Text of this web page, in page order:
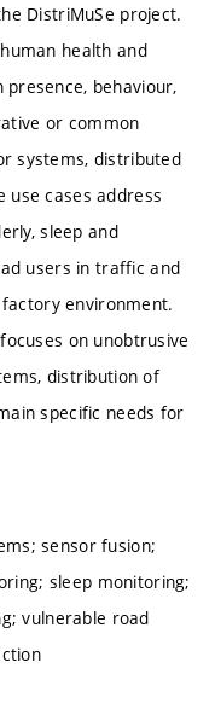
DistriMuSe project.
health and
behaviour,
or common
systems, distributed
use cases address
sleep and
users in traffic and
environment.
on unobtrusive
distribution of
specific needs for
sensor fusion;
sleep monitoring;
vulnerable road